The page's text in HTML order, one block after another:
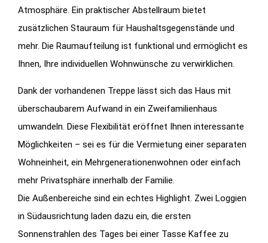
Atmosphäre. Ein praktischer Abstellraum bietet
zusätzlichen Stauraum für Haushaltsgegenstände und
mehr. Die Raumaufteilung ist funktional und ermöglicht es
Ihnen, Ihre individuellen Wohnwünsche zu verwirklichen.
Dank der vorhandenen Treppe lässt sich das Haus mit
überschaubarem Aufwand in ein Zweifamilienhaus
umwandeln. Diese Flexibilität eröffnet Ihnen interessante
Möglichkeiten – sei es für die Vermietung einer separaten
Wohneinheit, ein Mehrgenerationenwohnen oder einfach
mehr Privatsphäre innerhalb der Familie.
Die Außenbereiche sind ein echtes Highlight. Zwei Loggien
in Südausrichtung laden dazu ein, die ersten
Sonnenstrahlen des Tages bei einer Tasse Kaffee zu